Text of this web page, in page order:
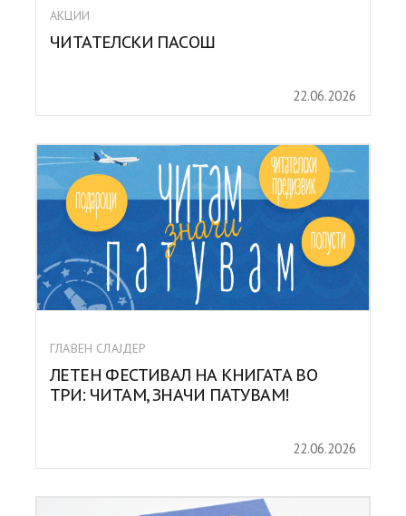
АКЦИИ
ЧИТАТЕЛСКИ ПАСОШ
22.06.2026
ГЛАВЕН СЛАЈДЕР
ЛЕТЕН ФЕСТИВАЛ НА КНИГАТА ВО
ТРИ: ЧИТАМ, ЗНАЧИ ПАТУВАМ!
22.06.2026